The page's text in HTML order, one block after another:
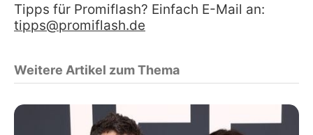
Tipps für Promiflash? Einfach E-Mail an:
tipps@promiflash.de
Weitere Artikel zum Thema